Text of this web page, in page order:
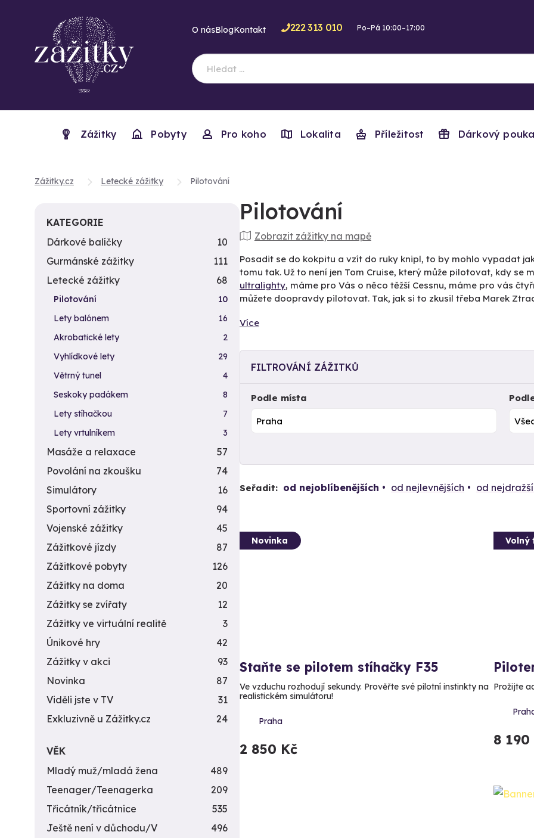
O násBlogKontakt 222 313 010 Po–Pá 10:00–17:00
Zážitky Pobyty Pro koho Lokalita Příležitost Dárkový
Zážitky.cz Letecké zážitky Pilotování
Pilotování
Zobrazit zážitky na mapě
Posadit se do kokpitu a vzít do ruky knipl, to by mohlo vypadat
tomu tak. Už to není jen Tom Cruise, který může pilotovat, kdy se
ultralighty, máme pro Vás o něco těžší Cessnu, máme pro vás
můžete doopravdy pilotovat. Tak, jak si to zkusil třeba Marek
Více
FILTROVÁNÍ ZÁŽITKŮ
Podle místa
Seřadit: od nejoblíbenějších od nejlevnějších od
Novinka
Staňte se pilotem stíhačky F35
Ve vzduchu rozhodují sekundy. Prověřte své pilotní instinkty na
realistickém simulátoru!
Praha
2 850 Kč
Volný
Prožijte
8 190
KATEGORIE
Dárkové balíčky
10
Gurmánské zážitky
111
Letecké zážitky
68
Pilotování
10
Lety balónem
16
Akrobatické lety
2
Vyhlídkové lety
29
Větrný tunel
4
Seskoky padákem
8
Lety stíhačkou
7
Lety vrtulníkem
3
Masáže a relaxace
57
Povolání na zkoušku
74
Simulátory
16
Sportovní zážitky
94
Vojenské zážitky
45
Zážitkové jízdy
87
Zážitkové pobyty
126
Zážitky na doma
20
Zážitky se zvířaty
12
Zážitky ve virtuální realitě
3
Únikové hry
42
Zážitky v akci
93
Novinka
87
Viděli jste v TV
31
Exkluzivně u Zážitky.cz
24
VĚK
Mladý muž/mladá žena
489
Teenager/Teenagerka
209
Třicátník/třicátnice
535
Ještě není v důchodu/V
496